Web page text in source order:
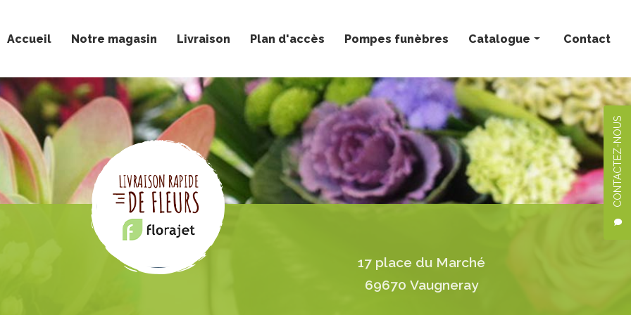
CONTACTEZ-NOUS
Accueil Notre magasin Livraison Plan d'accès Pompes funèbres Catalogue
Bouquets personnalisés
Compositions florales
Deuil
Mariage
Plantes
Contact
17 place du Marché
69670 Vaugneray